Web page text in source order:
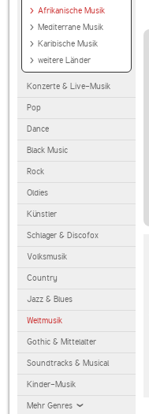
Afrikanische Musik
Mediterrane Musik
Karibische Musik
weitere Länder
Konzerte & Live-Musik
Pop
Dance
Black Music
Rock
Oldies
Künstler
Schlager & Discofox
Volksmusik
Country
Jazz & Blues
Weltmusik
Gothic & Mittelalter
Soundtracks & Musical
Kinder-Musik
Mehr Genres